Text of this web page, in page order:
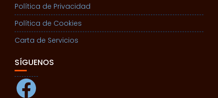
Política de Privacidad
Política de Cookies
Carta de Servicios
SÍGUENOS
Facebook